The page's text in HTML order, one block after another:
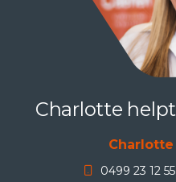
Charlotte
0499 23 12 55